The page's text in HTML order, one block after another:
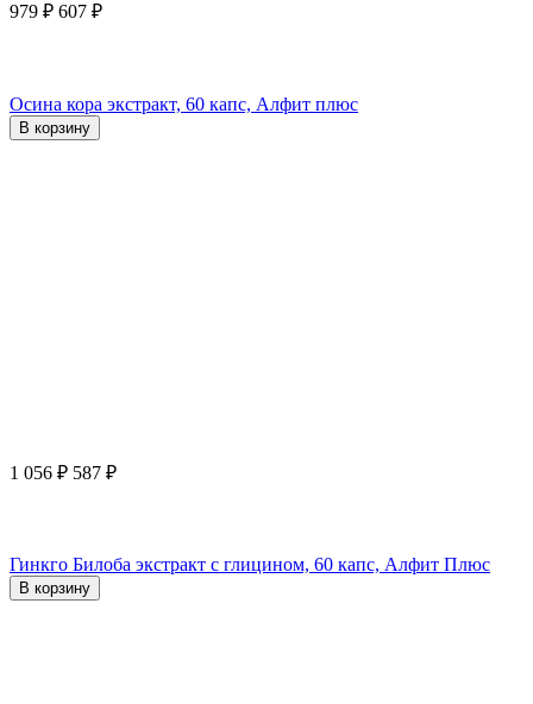
979 ₽ 607 ₽
Осина кора экстракт, 60 капс, Алфит плюс
В корзину
1 056 ₽ 587 ₽
Гинкго Билоба экстракт с глицином, 60 капс, Алфит Плюс
В корзину